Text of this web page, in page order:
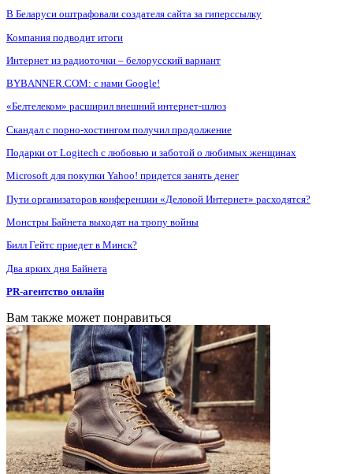
В Беларуси оштрафовали создателя сайта за гиперссылку
Компания подводит итоги
Интернет из радиоточки – белорусский вариант
BYBANNER.COM: c нами Google!
«Белтелеком» расширил внешний интернет-шлюз
Скандал с порно-хостингом получил продолжение
Подарки от Logitech с любовью и заботой о любимых женщинах
Microsoft для покупки Yahoo! придется занять денег
Пути организаторов конференции «Деловой Интернет» расходятся?
Монстры Байнета выходят на тропу войны
Билл Гейтс приедет в Минск?
Два ярких дня Байнета
PR-агентство онлайн
Вам также может понравиться